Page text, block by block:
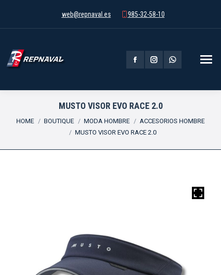
web@repnaval.es 985-32-58-10
Facebook
opens
in
Instagram
opens
in
Whatsapp
in
MUSTO VISOR EVO RACE 2.0
You are here:
HOME BOUTIQUE MODA HOMBRE
ACCESORIOS HOMBRE
MUSTO VISOR EVO RACE 2.0